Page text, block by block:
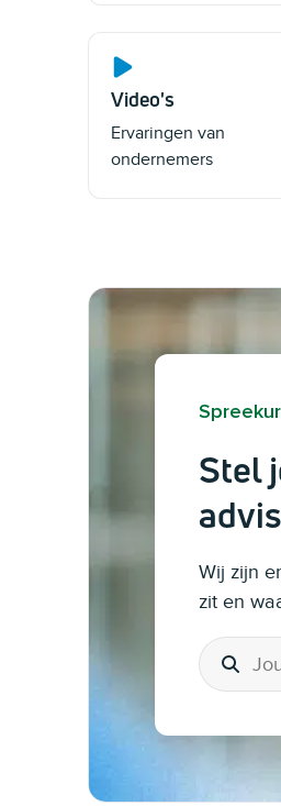
Video's
Ervaringen van
ondernemers
Stel
Wij zijn
zit en